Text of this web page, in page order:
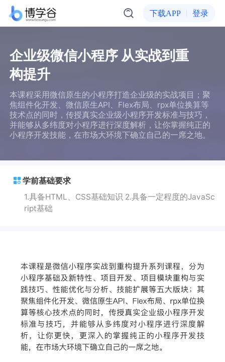
下载APP 登录
企业级微信小程序 从实战到重
构提升
本课程采用微信原生的小程序打造企业级的实战项目；聚
焦组件化开发、微信原生API、Flex布局、rpx单位换算等
技术点的同时，传授真实企业级小程序开发标准与技巧，
并能够从多纬度对小程序进行深度解析，让你掌握纯正的
小程序开发技能，在市场大环境下确立自己的一席之地。
学前基础要求
1.具备HTML、CSS基础知识 2.具备一定程度的JavaSc
ript基础